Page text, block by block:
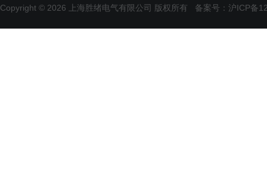
Copyright © 2026 上海胜绪电气有限公司 版权所有 备案号：沪ICP备